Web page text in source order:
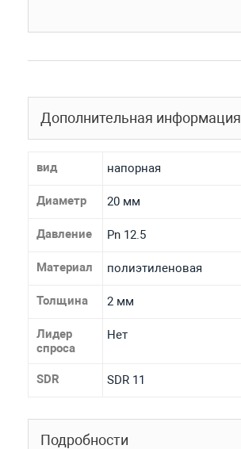
Дополнительная информация
вид напорная
Диаметр 20 мм
Давление Pn 12.5
Материал полиэтиленовая
Толщина 2 мм
Лидер
спроса
Нет
SDR SDR 11
Подробности